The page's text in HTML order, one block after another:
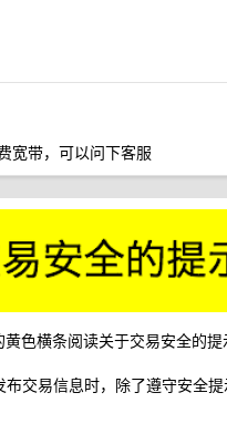
宽带，可以问下客服
色横条阅读关于交易安全的提
交易信息时，除了遵守安全